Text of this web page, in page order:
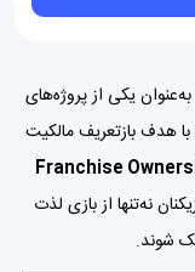
به‌عنوان یکی از پروژه‌های
هدف بازتعریف مالکیت
Franchise
نه‌تنها از بازی لذت
شوند.